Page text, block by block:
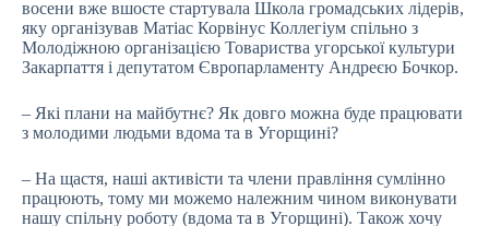
восени вже вшосте стартувала Школа громадських лідерів,
яку організував Матіас Корвінус Коллегіум спільно з
Молодіжною організацією Товариства угорської культури
Закарпаття і депутатом Європарламенту Андреєю Бочкор.
– Які плани на майбутнє? Як довго можна буде працювати
з молодими людьми вдома та в Угорщині?
– На щастя, наші активісти та члени правління сумлінно
працюють, тому ми можемо належним чином виконувати
нашу спільну роботу (вдома та в Угорщині). Також хочу